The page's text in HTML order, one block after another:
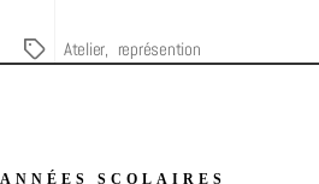
Étiquettes
Atelier représention
ANNÉES SCOLAIRES